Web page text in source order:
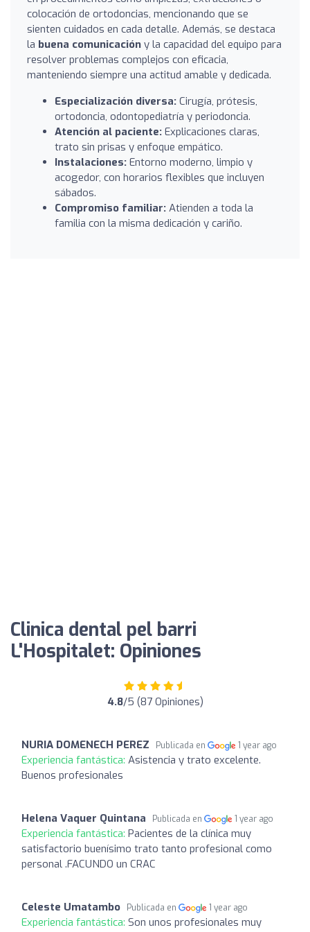
colocación de ortodoncias, mencionando que se
sienten cuidados en cada detalle. Además, se destaca
la buena comunicación y la capacidad del equipo para
resolver problemas complejos con eficacia,
manteniendo siempre una actitud amable y dedicada.
Especialización diversa: Cirugía, prótesis,
ortodoncia, odontopediatría y periodoncia.
Atención al paciente: Explicaciones claras,
trato sin prisas y enfoque empático.
Instalaciones: Entorno moderno, limpio y
acogedor, con horarios flexibles que incluyen
sábados.
Compromiso familiar: Atienden a toda la
familia con la misma dedicación y cariño.
Clinica dental pel barri
L'Hospitalet: Opiniones
4.8/5 (87 Opiniones)
NURIA DOMENECH PEREZ Publicada en 1 year ago
Experiencia fantástica: Asistencia y trato excelente.
Buenos profesionales
Helena Vaquer Quintana Publicada en 1 year ago
Experiencia fantástica: Pacientes de la clínica muy
satisfactorio buenísimo trato tanto profesional como
personal .FACUNDO un CRAC
Celeste Umatambo Publicada en 1 year ago
Experiencia fantástica: Son unos profesionales muy